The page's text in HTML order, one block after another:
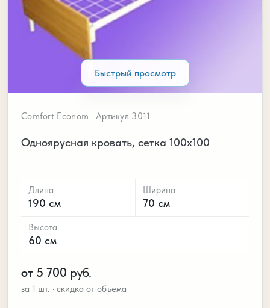
Быстрый просмотр
Comfort Econom · Артикул 3011
Одноярусная кровать, сетка 100х100
Длина
190 см
Ширина
70 см
Высота
60 см
от 5 700 руб.